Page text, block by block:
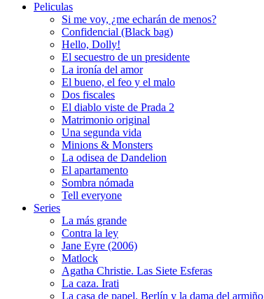
Peliculas
Si me voy, ¿me echarán de menos?
Confidencial (Black bag)
Hello, Dolly!
El secuestro de un presidente
La ironía del amor
El bueno, el feo y el malo
Dos fiscales
El diablo viste de Prada 2
Matrimonio original
Una segunda vida
Minions & Monsters
La odisea de Dandelion
El apartamento
Sombra nómada
Tell everyone
Series
La más grande
Contra la ley
Jane Eyre (2006)
Matlock
Agatha Christie. Las Siete Esferas
La caza. Irati
La casa de papel. Berlín y la dama del armiño